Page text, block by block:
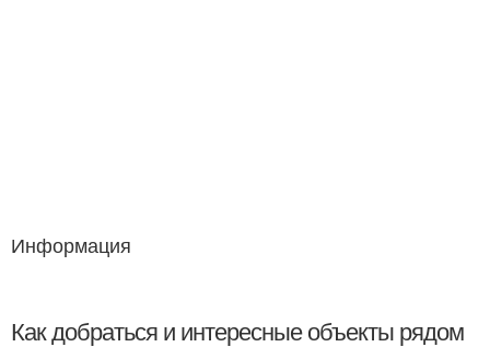
Информация
Как добраться и интересные объекты рядом